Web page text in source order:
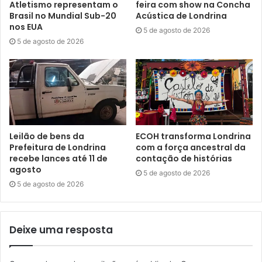
Foto: Marcos Garrido / NCom
O Grupo de Trabalho da Resiliência da Bacia do Ribeirão
Cambé atua com especialistas e gestores públicos para
discutir estratégias de planejamento, sustentabilidade e
profissionais altamente qualificados (majoritariamente
doutores) de diversas instituições estratégicas:
Atletismo representam o
Brasil no Mundial Sub-20
nos EUA
5 de agosto de 2026
feira com show na Concha
Acústica de Londrina
5 de agosto de 2026
Leilão de bens da
Prefeitura de Londrina
recebe lances até 11 de
agosto
5 de agosto de 2026
ECOH transforma Londrina
com a força ancestral da
contação de histórias
5 de agosto de 2026
Deixe uma resposta